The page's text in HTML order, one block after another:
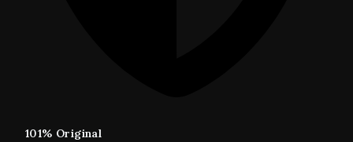
101% Original